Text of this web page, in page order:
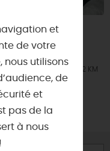
du
À 2 KM
et
de votre
nous utilisons
de
et
pas de la
à nous